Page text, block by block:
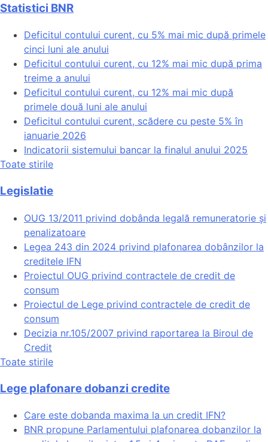
Statistici BNR
Deficitul contului curent, cu 5% mai mic după primele
cinci luni ale anului
Deficitul contului curent, cu 12% mai mic după prima
treime a anului
Deficitul contului curent, cu 12% mai mic după
primele două luni ale anului
Deficitul contului curent, scădere cu peste 5% în
ianuarie 2026
Indicatorii sistemului bancar la finalul anului 2025
Toate stirile
Legislatie
OUG 13/2011 privind dobânda legală remuneratorie și
penalizatoare
Legea 243 din 2024 privind plafonarea dobânzilor la
creditele IFN
Proiectul OUG privind contractele de credit de
consum
Proiectul de Lege privind contractele de credit de
consum
Decizia nr.105/2007 privind raportarea la Biroul de
Credit
Toate stirile
Lege plafonare dobanzi credite
Care este dobanda maxima la un credit IFN?
BNR propune Parlamentului plafonarea dobanzilor la